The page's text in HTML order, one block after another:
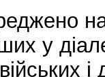
на
у